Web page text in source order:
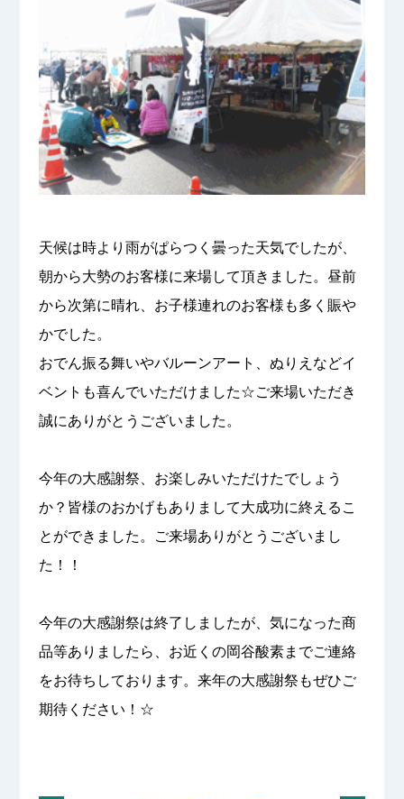
天候は時より雨がぱらつく曇った天気でしたが、
朝から大勢のお客様に来場して頂きました。昼前
から次第に晴れ、お子様連れのお客様も多く賑や
かでした。
おでん振る舞いやバルーンアート、ぬりえなどイ
ベントも喜んでいただけました☆ご来場いただき
誠にありがとうございました。
今年の大感謝祭、お楽しみいただけたでしょう
か？皆様のおかげもありまして大成功に終えるこ
とができました。ご来場ありがとうございまし
た！！
今年の大感謝祭は終了しましたが、気になった商
品等ありましたら、お近くの岡谷酸素までご連絡
をお待ちしております。来年の大感謝祭もぜひご
期待ください！☆